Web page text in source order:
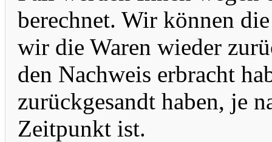
berechnet. Wir können
wir die Waren wieder
den Nachweis erbracht
zurückgesandt haben, je
Zeitpunkt ist.